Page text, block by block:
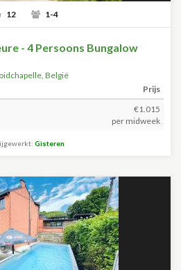
12 1-4
- 4 Persoons Bungalow
, België
Prijs
€1.015
per midweek
Gisteren